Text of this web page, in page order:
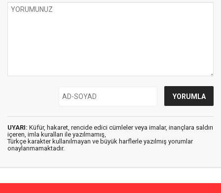
UYARI: Küfür, hakaret, rencide edici cümleler veya imalar, inançlara saldırı
içeren, imla kuralları ile yazılmamış,
Türkçe karakter kullanılmayan ve büyük harflerle yazılmış yorumlar
onaylanmamaktadır.